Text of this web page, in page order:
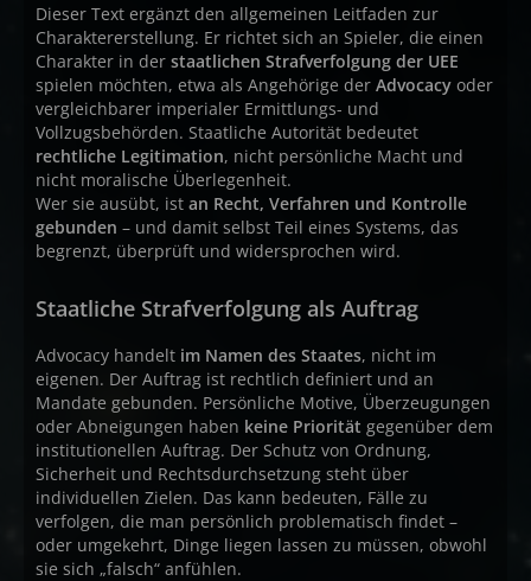
Dieser Text ergänzt den allgemeinen Leitfaden zur
Charaktererstellung. Er richtet sich an Spieler, die einen
Charakter in der staatlichen Strafverfolgung der UEE
spielen möchten, etwa als Angehörige der Advocacy oder
vergleichbarer imperialer Ermittlungs- und
Vollzugsbehörden. Staatliche Autorität bedeutet
rechtliche Legitimation, nicht persönliche Macht und
nicht moralische Überlegenheit.
Wer sie ausübt, ist an Recht, Verfahren und Kontrolle
gebunden – und damit selbst Teil eines Systems, das
begrenzt, überprüft und widersprochen wird.
Staatliche Strafverfolgung als Auftrag
Advocacy handelt im Namen des Staates, nicht im
eigenen. Der Auftrag ist rechtlich definiert und an
Mandate gebunden. Persönliche Motive, Überzeugungen
oder Abneigungen haben keine Priorität gegenüber dem
institutionellen Auftrag. Der Schutz von Ordnung,
Sicherheit und Rechtsdurchsetzung steht über
individuellen Zielen. Das kann bedeuten, Fälle zu
verfolgen, die man persönlich problematisch findet –
oder umgekehrt, Dinge liegen lassen zu müssen, obwohl
sie sich „falsch“ anfühlen.